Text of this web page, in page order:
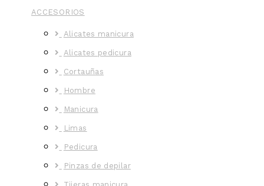
ACCESORIOS
Alicates manicura
Alicates pedicura
Cortauñas
Hombre
Manicura
Limas
Pedicura
Pinzas de depilar